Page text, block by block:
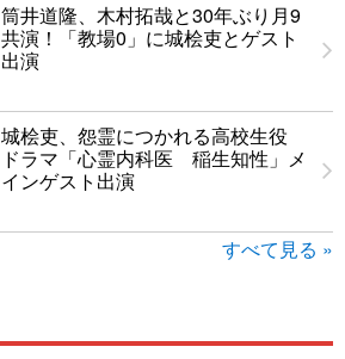
筒井道隆、木村拓哉と30年ぶり月9
共演！「教場0」に城桧吏とゲスト
出演
城桧吏、怨霊につかれる高校生役
ドラマ「心霊内科医 稲生知性」メ
インゲスト出演
すべて見る »